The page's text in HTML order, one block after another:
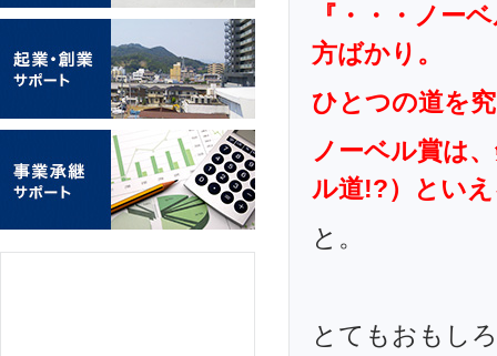
『・・・ノー
方ばかり。
ひとつの道を
ノーベル賞は
ル道!?）とい
と。
とてもおもし